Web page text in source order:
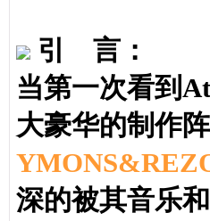
引 言 ：
当第一次看到
大豪华的制作
深的被其音乐